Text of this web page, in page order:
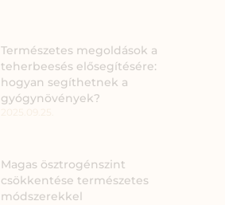
Természetes megoldások a
teherbeesés elősegítésére:
hogyan segíthetnek a
gyógynövények?
Magas ösztrogénszint
csökkentése természetes
módszerekkel